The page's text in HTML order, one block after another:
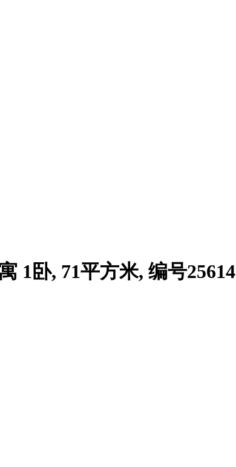
1卧, 71平方米, 编号25614